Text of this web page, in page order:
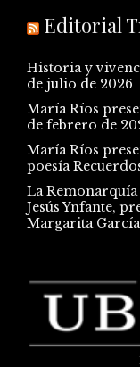
Editorial
Historia y
de julio de 2026
María Ríos
de febrero de
María Ríos
poesía
La
Jesús Ynfante,
Margarita